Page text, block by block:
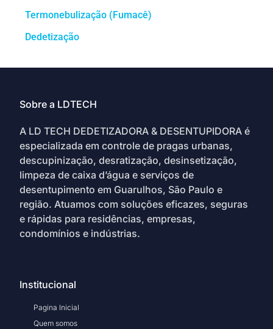
Termonebulização (Fumacê)
Dedetização
Sobre a LDTECH
A LD TECH DEDETIZADORA & DESENTUPIDORA é
especializada em controle de pragas urbanas,
descupinização, desratização, desinsetização,
limpeza de caixa d’água e serviços de
desentupimento em Guarulhos, São Paulo e
região. Atuamos com soluções eficazes, seguras
e rápidas para residências, empresas,
condomínios e indústrias.
Institucional
Pagina Inicial
Quem somos